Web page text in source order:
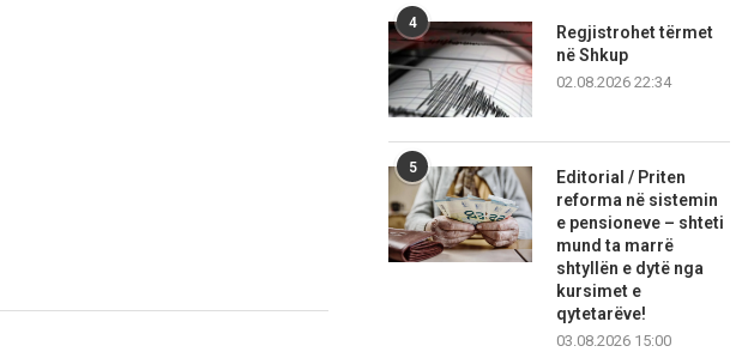
4
Regjistrohet tërmet
në Shkup
02.08.2026 22:34
5
Editorial / Priten
reforma në sistemin
e pensioneve – shteti
mund ta marrë
shtyllën e dytë nga
kursimet e
qytetarëve!
03.08.2026 15:00